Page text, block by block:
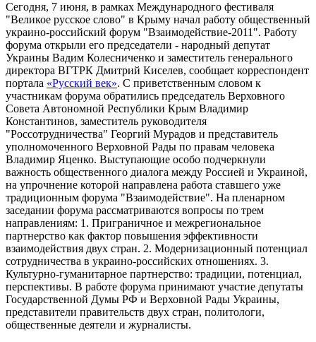
Сегодня, 7 июня, в рамках Международного фестиваля
"Великое русское слово" в Крыму начал работу общественный
украино-российский форум "Взаимодействие-2011". Работу
форума открыли его председатели - народный депутат
Украины Вадим Колесниченко и заместитель генерального
директора ВГТРК Дмитрий Киселев, сообщает корреспондент
портала «Русский век». С приветственным словом к
участникам форума обратились председатель Верховного
Совета Автономной Республики Крым Владимир
Константинов, заместитель руководителя
"Россотрудничества" Георгий Мурадов и представитель
уполномоченного Верховной Рады по правам человека
Владимир Яценко. Выступающие особо подчеркнули
важность общественного диалога между Россией и Украиной,
на упрочнение которой направлена работа ставшего уже
традиционным форума "Взаимодействие". На пленарном
заседании форума рассматриваются вопросы по трем
направлениям: 1. Приграничное и межрегиональное
партнерство как фактор повышения эффективности
взаимодействия двух стран. 2. Модернизационный потенциал
сотрудничества в украино-российских отношениях. 3.
Культурно-гуманитарное партнерство: традиции, потенциал,
перспективы. В работе форума принимают участие депутаты
Государственной Думы РФ и Верховной Рады Украины,
представители правительств двух стран, политологи,
общественные деятели и журналисты.